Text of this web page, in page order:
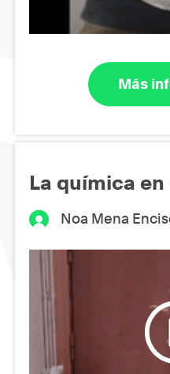
Más
La química
Noa Mena